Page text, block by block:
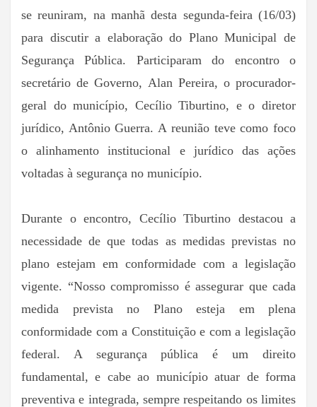
se reuniram, na manhã desta segunda-feira (16/03)
para discutir a elaboração do Plano Municipal de
Segurança Pública. Participaram do encontro o
secretário de Governo, Alan Pereira, o procurador-
geral do município, Cecílio Tiburtino, e o diretor
jurídico, Antônio Guerra. A reunião teve como foco
o alinhamento institucional e jurídico das ações
voltadas à segurança no município.
Durante o encontro, Cecílio Tiburtino destacou a
necessidade de que todas as medidas previstas no
plano estejam em conformidade com a legislação
vigente. “Nosso compromisso é assegurar que cada
medida prevista no Plano esteja em plena
conformidade com a Constituição e com a legislação
federal. A segurança pública é um direito
fundamental, e cabe ao município atuar de forma
preventiva e integrada, sempre respeitando os limites